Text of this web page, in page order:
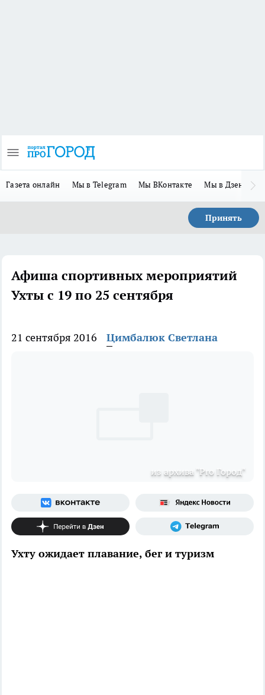
Газета онлайн Мы в Telegram Мы ВКонтакте Мы в Дзене
Принять
Афиша спортивных мероприятий
Ухты с 19 по 25 сентября
21 сентября 2016 Цимбалюк Светлана
из архива "Pro Город"
Ухту ожидает плавание, бег и туризм